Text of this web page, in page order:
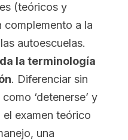
(teóricos y
complemento a la
autoescuelas.
la terminología
. Diferenciar sin
‘detenerse’ y
el examen teórico
una